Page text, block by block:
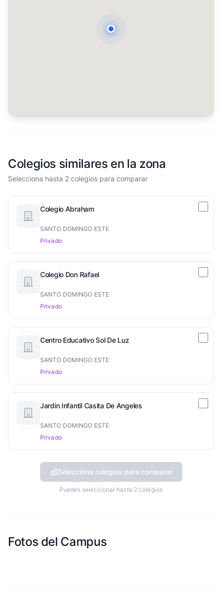
Colegios similares en la zona
Selecciona hasta 2 colegios para comparar
Colegio Abraham
SANTO DOMINGO ESTE
Privado
Colegio Don Rafael
SANTO DOMINGO ESTE
Privado
Centro Educativo Sol De Luz
SANTO DOMINGO ESTE
Privado
Jardin Infantil Casita De Angeles
SANTO DOMINGO ESTE
Privado
Selecciona colegios para comparar
Puedes seleccionar hasta 2 colegios
Fotos del Campus